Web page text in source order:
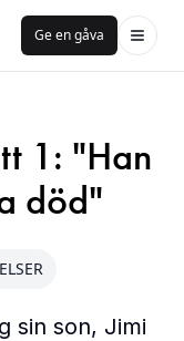
Ge en gåva
1: "Han
död"
sin son, Jimi